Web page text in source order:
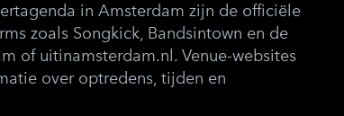
in Amsterdam zijn de officiële
zoals Songkick, Bandsintown en de
of uitinamsterdam.nl. Venue-websites
over optredens, tijden en